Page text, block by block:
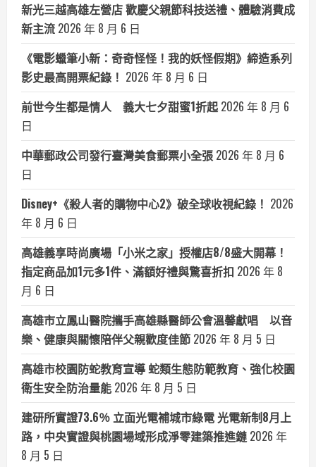
新光三越高雄左營店 歡慶父親節科技送禮、體驗消費成
新主流 2026 年 8 月 6 日
《電影蠟筆小新：奇奇怪怪！我的妖怪假期》締造系列
影史最高開票紀錄！ 2026 年 8 月 6 日
前世今生都是情人 義大七夕甜蜜1折起 2026 年 8 月 6
日
中華郵政公司發行臺灣美食郵票小全張 2026 年 8 月 6
日
Disney+《殺人者的購物中心2》破全球收視紀錄！ 2026
年 8 月 6 日
高雄義享時尚廣場「小米之家」授權店8/8盛大開幕！
指定商品加1元多1件、滿額好禮與驚喜折扣 2026 年 8
月 6 日
高雄市立鳳山醫院攜手高雄縣醫師公會溫馨獻唱 以音
樂、健康與關懷陪伴父親歡度佳節 2026 年 8 月 5 日
高雄市校園防蛇教育宣導 蛇類生態防範教育、強化校園
衛生安全防治量能 2026 年 8 月 5 日
建研所實證73.6％ 立面光電補城市綠電 光電新制8月上
路，中央實證與桃園場域形成淨零建築推進鏈 2026 年
8 月 5 日